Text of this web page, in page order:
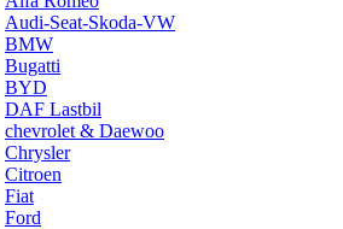
Audi-Seat-Skoda-VW
BMW
Bugatti
BYD
DAF Lastbil
chevrolet & Daewoo
Chrysler
Citroen
Fiat
Ford